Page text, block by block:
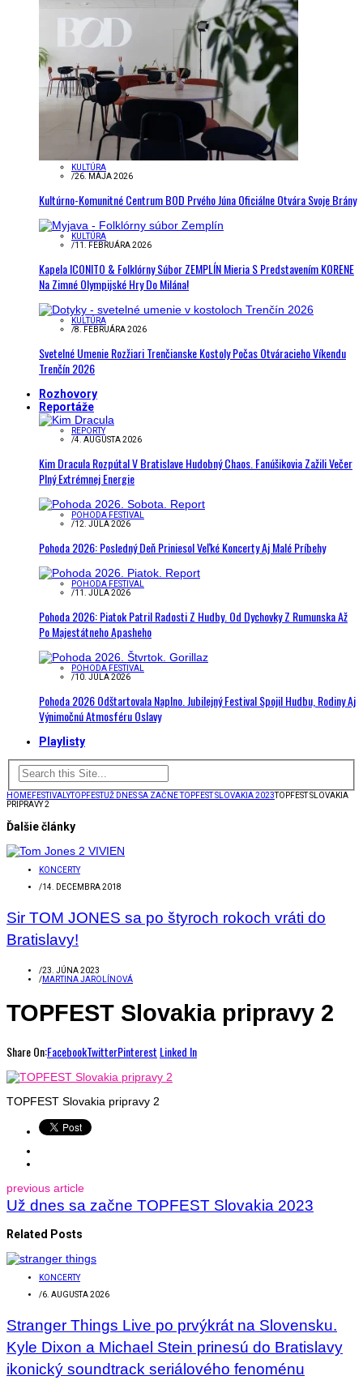
KULTÚRA
/26. MÁJA 2026
Kultúrno-Komunitné Centrum BOD Prvého Júna Oficiálne Otvára Svoje Brány
KULTÚRA
/11. FEBRUÁRA 2026
Kapela ICONITO & Folklórny Súbor ZEMPLÍN Mieria S Predstavením KORENE
Na Zimné Olympijské Hry Do Milána!
KULTÚRA
/8. FEBRUÁRA 2026
Svetelné Umenie Rozžiari Trenčianske Kostoly Počas Otváracieho Víkendu
Trenčín 2026
Rozhovory
Reportáže
REPORTY
/4. AUGUSTA 2026
Kim Dracula Rozpútal V Bratislave Hudobný Chaos. Fanúšikovia Zažili Večer
Plný Extrémnej Energie
POHODA FESTIVAL
/12. JÚLA 2026
Pohoda 2026: Posledný Deň Priniesol Veľké Koncerty Aj Malé Príbehy
POHODA FESTIVAL
/11. JÚLA 2026
Pohoda 2026: Piatok Patril Radosti Z Hudby. Od Dychovky Z Rumunska Až
Po Majestátneho Apasheho
POHODA FESTIVAL
/10. JÚLA 2026
Pohoda 2026 Odštartovala Naplno. Jubilejný Festival Spojil Hudbu, Rodiny Aj
Výnimočnú Atmosféru Oslavy
Playlisty
HOMEFESTIVALYTOPFESTUŽ DNES SA ZAČNE TOPFEST SLOVAKIA 2023TOPFEST SLOVAKIA
PRIPRAVY 2
Ďalšie články
KONCERTY
/14. DECEMBRA 2018
Sir TOM JONES sa po štyroch rokoch vráti do
Bratislavy!
/23. JÚNA 2023
/MARTINA JAROLÍNOVÁ
TOPFEST Slovakia pripravy 2
Share On:FacebookTwitterPinterest Linked In
TOPFEST Slovakia pripravy 2
previous article
Už dnes sa začne TOPFEST Slovakia 2023
Related Posts
KONCERTY
/6. AUGUSTA 2026
Stranger Things Live po prvýkrát na Slovensku.
Kyle Dixon a Michael Stein prinesú do Bratislavy
ikonický soundtrack seriálového fenoménu